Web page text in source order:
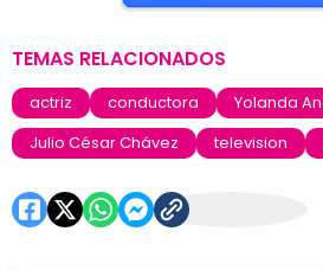
TEMAS RELACIONADOS
actriz conductora
Yolanda
Julio César Chávez
television